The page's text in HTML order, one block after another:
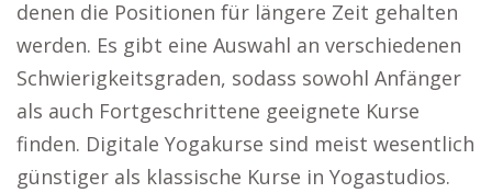
denen die Positionen für längere Zeit gehalten
werden. Es gibt eine Auswahl an verschiedenen
Schwierigkeitsgraden, sodass sowohl Anfänger
als auch Fortgeschrittene geeignete Kurse
finden. Digitale Yogakurse sind meist wesentlich
günstiger als klassische Kurse in Yogastudios.